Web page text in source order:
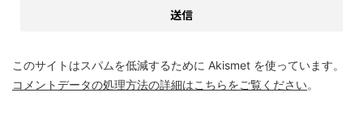
このサイトはスパムを低減するために Akismet を使っています。
コメントデータの処理方法の詳細はこちらをご覧ください。